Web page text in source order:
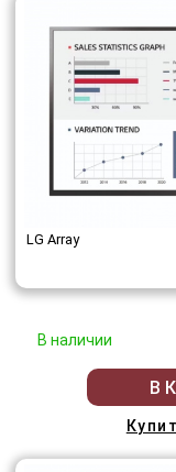
LG Array
В наличии
В